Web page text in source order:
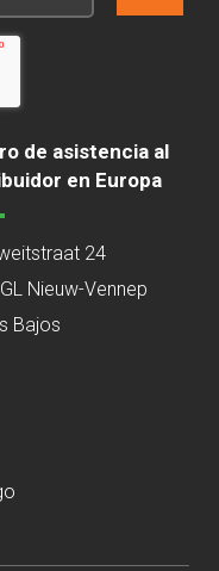
de asistencia al
en Europa
24
Nieuw-Vennep
Bajos